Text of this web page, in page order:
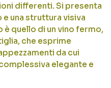
differenti. Si presenta
una struttura visiva
quello di un vino fermo,
che esprime
da cui
elegante e